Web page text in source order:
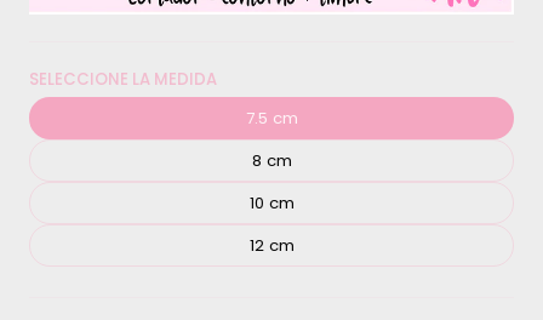
SELECCIONE LA MEDIDA
7.5 cm
8 cm
10 cm
12 cm